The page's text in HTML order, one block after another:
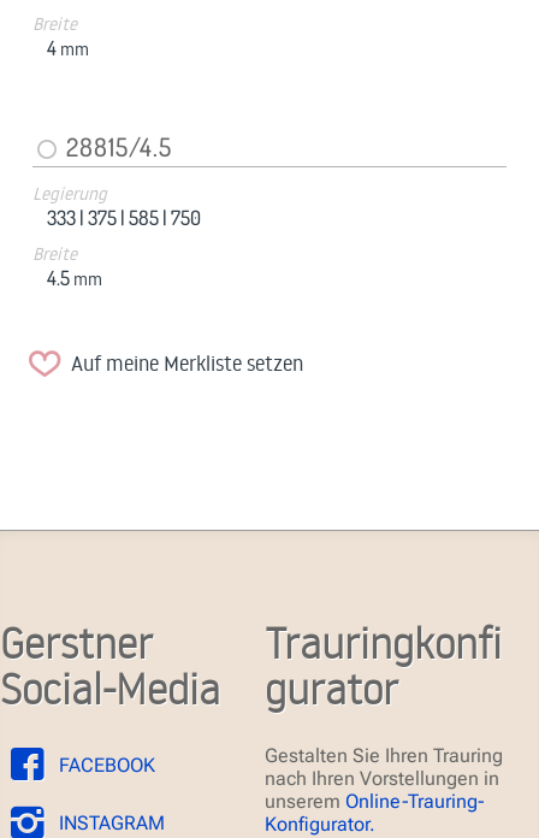
Breite
4 mm
28815/4.5
Legierung
333 |375 |585 |750
Breite
4.5 mm
Auf meine Merkliste setzen
Gerstner
Social-Media
FACEBOOK
INSTAGRAM
Trauringkonfi
gurator
Gestalten Sie Ihren Trauring
nach Ihren Vorstellungen in
unserem Online-Trauring-
Konfigurator.